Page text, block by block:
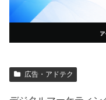
広告・アドテク